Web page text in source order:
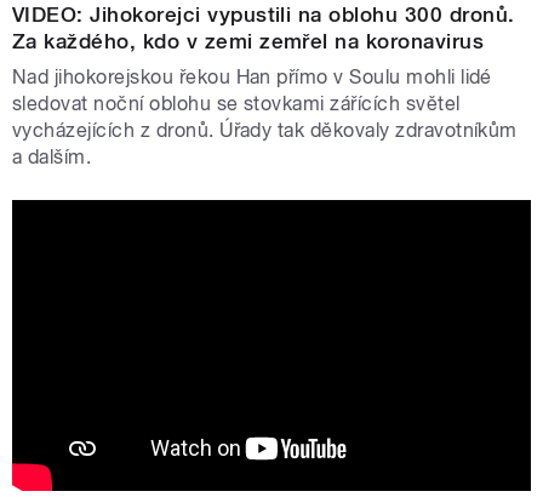
VIDEO: Jihokorejci vypustili na oblohu 300 dronů.
Za každého, kdo v zemi zemřel na koronavirus
Nad jihokorejskou řekou Han přímo v Soulu mohli lidé
sledovat noční oblohu se stovkami zářících světel
vycházejících z dronů. Úřady tak děkovaly zdravotníkům
a dalším.